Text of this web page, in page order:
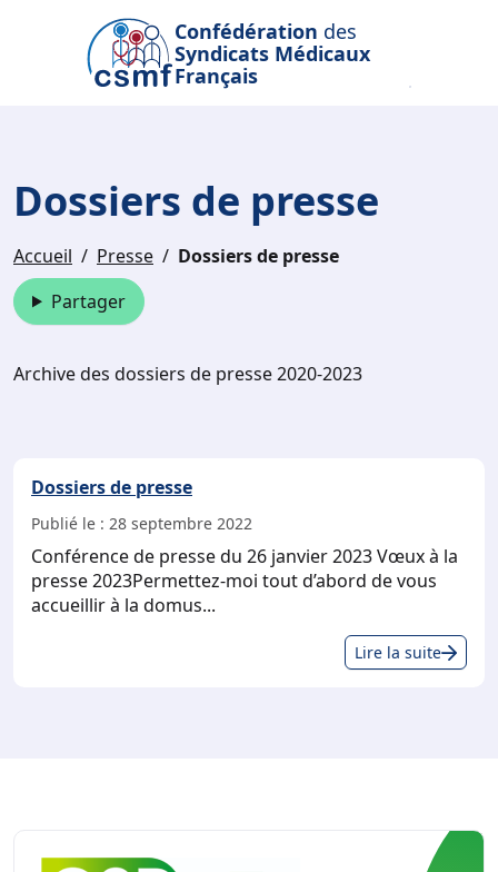
Passer au contenu principal
Confédération des
Syndicats Médicaux
Français
Dossiers de presse
Accueil Presse
Dossiers de presse
Partager
Archive des dossiers de presse 2020-2023
Dossiers de presse
Publié le : 28 septembre 2022
Conférence de presse du 26 janvier 2023 Vœux à la
presse 2023Permettez-moi tout d’abord de vous
accueillir à la domus...
Lire la suite
de